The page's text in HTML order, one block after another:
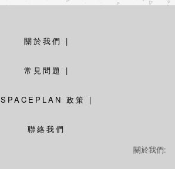
關於我們 |
常見問題 |
SPACEPLAN 政策 |
聯絡我們
關於我們: